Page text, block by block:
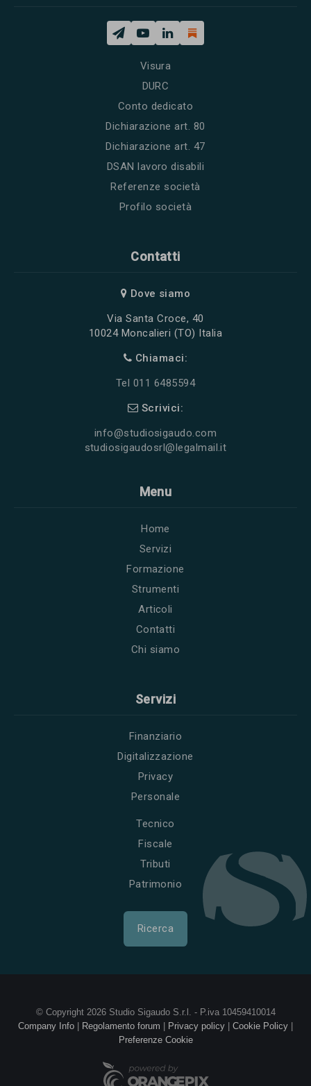
Visura
DURC
Conto dedicato
Dichiarazione art. 80
Dichiarazione art. 47
DSAN lavoro disabili
Referenze società
Profilo società
Contatti
Dove siamo
Via Santa Croce, 40
10024 Moncalieri (TO) Italia
Chiamaci:
Tel 011 6485594
Scrivici:
info@studiosigaudo.com
studiosigaudosrl@legalmail.it
Menu
Home
Servizi
Formazione
Strumenti
Articoli
Contatti
Chi siamo
Servizi
Finanziario
Digitalizzazione
Privacy
Personale
Tecnico
Fiscale
Tributi
Patrimonio
Ricerca
© Copyright 2026 Studio Sigaudo S.r.l. - P.iva 10459410014
Company Info
Regolamento forum Privacy policy Cookie Policy
Preferenze Cookie